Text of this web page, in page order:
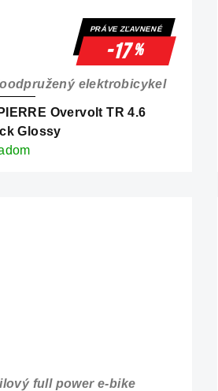
PRÁVE ZĽAVNENÉ
-17%
Overvolt TR 4.6
Glossy
elektrobicykel
full power e-bike